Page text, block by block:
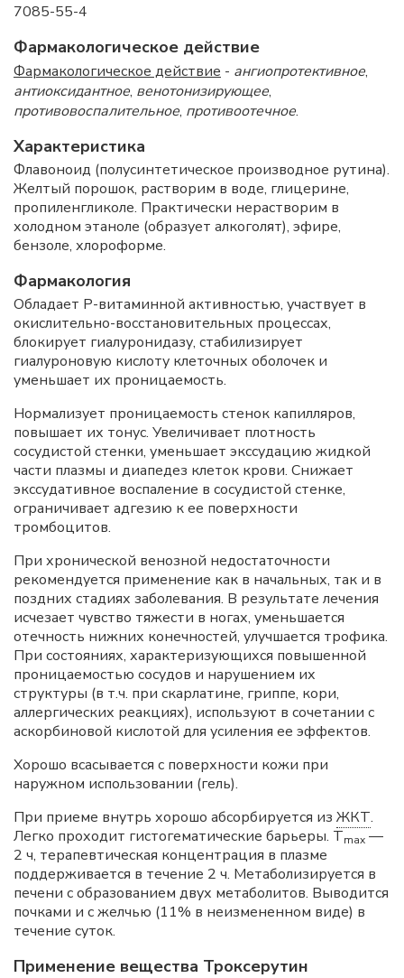
7085-55-4
Фармакологическое действие
Фармакологическое действие - ангиопротективное,
антиоксидантное, венотонизирующее,
противовоспалительное, противоотечное.
Характеристика
Флавоноид (полусинтетическое производное рутина).
Желтый порошок, растворим в воде, глицерине,
пропиленгликоле. Практически нерастворим в
холодном этаноле (образует алкоголят), эфире,
бензоле, хлороформе.
Фармакология
Обладает P-витаминной активностью, участвует в
окислительно-восстановительных процессах,
блокирует гиалуронидазу, стабилизирует
гиалуроновую кислоту клеточных оболочек и
уменьшает их проницаемость.
Нормализует проницаемость стенок капилляров,
повышает их тонус. Увеличивает плотность
сосудистой стенки, уменьшает экссудацию жидкой
части плазмы и диапедез клеток крови. Снижает
экссудативное воспаление в сосудистой стенке,
ограничивает адгезию к ее поверхности
тромбоцитов.
При хронической венозной недостаточности
рекомендуется применение как в начальных, так и в
поздних стадиях заболевания. В результате лечения
исчезает чувство тяжести в ногах, уменьшается
отечность нижних конечностей, улучшается трофика.
При состояниях, характеризующихся повышенной
проницаемостью сосудов и нарушением их
структуры (в т.ч. при скарлатине, гриппе, кори,
аллергических реакциях), используют в сочетании с
аскорбиновой кислотой для усиления ее эффектов.
Хорошо всасывается с поверхности кожи при
наружном использовании (гель).
При приеме внутрь хорошо абсорбируется из ЖКТ.
Легко проходит гистогематические барьеры. Tmax —
2 ч, терапевтическая концентрация в плазме
поддерживается в течение 2 ч. Метаболизируется в
печени с образованием двух метаболитов. Выводится
почками и с желчью (11% в неизмененном виде) в
течение суток.
Применение вещества Троксерутин